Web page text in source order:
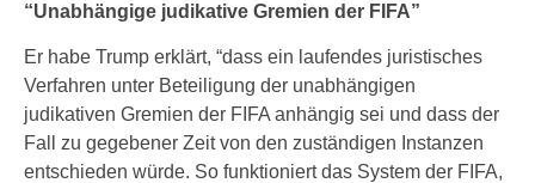
“Unabhängige judikative Gremien der FIFA”
Er habe Trump erklärt, “dass ein laufendes juristisches
Verfahren unter Beteiligung der unabhängigen
judikativen Gremien der FIFA anhängig sei und dass der
Fall zu gegebener Zeit von den zuständigen Instanzen
entschieden würde. So funktioniert das System der FIFA,